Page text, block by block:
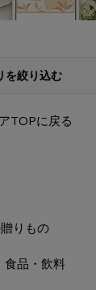
を絞り込む
TOPに戻る
りもの
食品・飲料